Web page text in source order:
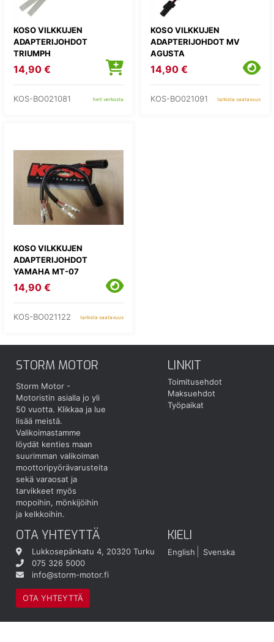
KOSO VILKKUJEN
ADAPTERIJOHDOT
TRIUMPH
14,90 €
KOS-BO021081 heti verkosta
KOSO VILKKUJEN
ADAPTERIJOHDOT MV
AGUSTA
14,90 €
KOS-BO021091 tarkista saatavuus
KOSO VILKKUJEN
ADAPTERIJOHDOT
YAMAHA MT-07
14,90 €
KOS-BO021122 tarkista saatavuus
STORM MOTOR
Storm Motor -
Motoristin asialla jo yli
50 vuotta. Klikkaa ja lue
lisää meistä.
Valikoimastamme
löydät kenties maan
suurimman valikoiman
moottoripyörävarusteita
sekä varaosat ja
tarvikkeet myös
mopoihin, mönkijöihin
ja kelkkoihin.
LINKIT
Toimitusehdot
Maksuehdot
Työpaikat
OTA YHTEYTTÄ
Lukkosepänkatu 4, 20320 Turku
075 326 5000
info@storm-motor.fi
OTA YHTEYTTÄ
KIELI
English Svenska